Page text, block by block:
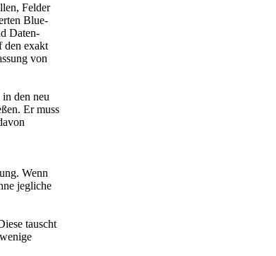
Felder
Blue-
Daten­
den exakt
von
den neu
Er muss
Wenn
jegliche
tauscht